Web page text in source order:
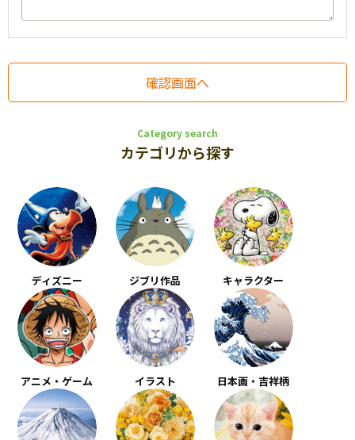
Category search
カテゴリから探す
ディズニー ジブリ作品 キャラクター
アニメ・ゲーム イラスト 日本画・吉祥柄